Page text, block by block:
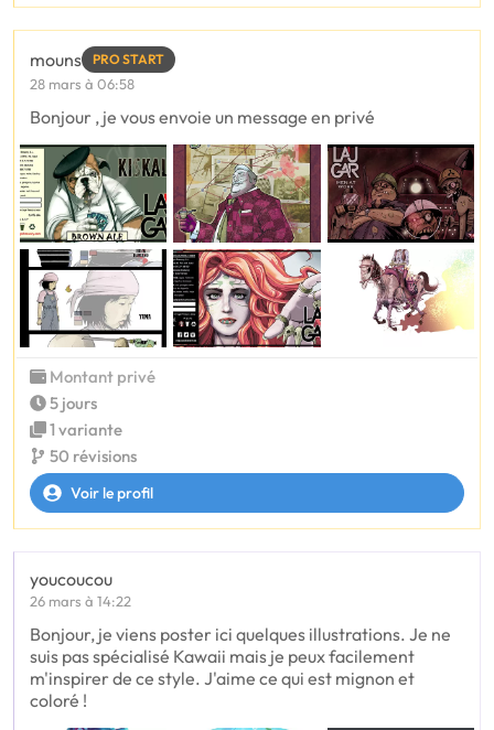
mouns PRO START
28 mars à 06:58
Bonjour , je vous envoie un message en privé
Montant privé
5 jours
1 variante
50 révisions
Voir le profil
youcoucou
26 mars à 14:22
Bonjour, je viens poster ici quelques illustrations. Je ne
suis pas spécialisé Kawaii mais je peux facilement
m'inspirer de ce style. J'aime ce qui est mignon et
coloré !